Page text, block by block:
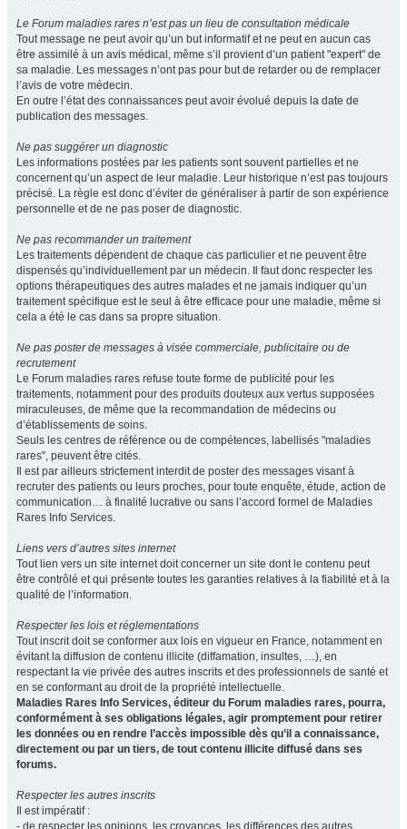
Le Forum maladies rares n’est pas un lieu de consultation médicale
Tout message ne peut avoir qu’un but informatif et ne peut en aucun cas
être assimilé à un avis médical, même s’il provient d’un patient "expert" de
sa maladie. Les messages n’ont pas pour but de retarder ou de remplacer
l’avis de votre médecin.
En outre l’état des connaissances peut avoir évolué depuis la date de
publication des messages.
Ne pas suggérer un diagnostic
Les informations postées par les patients sont souvent partielles et ne
concernent qu’un aspect de leur maladie. Leur historique n’est pas toujours
précisé. La règle est donc d’éviter de généraliser à partir de son expérience
personnelle et de ne pas poser de diagnostic.
Ne pas recommander un traitement
Les traitements dépendent de chaque cas particulier et ne peuvent être
dispensés qu’individuellement par un médecin. Il faut donc respecter les
options thérapeutiques des autres malades et ne jamais indiquer qu’un
traitement spécifique est le seul à être efficace pour une maladie, même si
cela a été le cas dans sa propre situation.
Ne pas poster de messages à visée commerciale, publicitaire ou de
recrutement
Le Forum maladies rares refuse toute forme de publicité pour les
traitements, notamment pour des produits douteux aux vertus supposées
miraculeuses, de même que la recommandation de médecins ou
d’établissements de soins.
Seuls les centres de référence ou de compétences, labellisés "maladies
rares", peuvent être cités.
Il est par ailleurs strictement interdit de poster des messages visant à
recruter des patients ou leurs proches, pour toute enquête, étude, action de
communication… à finalité lucrative ou sans l’accord formel de Maladies
Rares Info Services.
Liens vers d’autres sites internet
Tout lien vers un site internet doit concerner un site dont le contenu peut
être contrôlé et qui présente toutes les garanties relatives à la fiabilité et à la
qualité de l’information.
Respecter les lois et réglementations
Tout inscrit doit se conformer aux lois en vigueur en France, notamment en
évitant la diffusion de contenu illicite (diffamation, insultes, …), en
respectant la vie privée des autres inscrits et des professionnels de santé et
en se conformant au droit de la propriété intellectuelle.
Maladies Rares Info Services, éditeur du Forum maladies rares, pourra,
conformément à ses obligations légales, agir promptement pour retirer
les données ou en rendre l’accès impossible dès qu’il a connaissance,
directement ou par un tiers, de tout contenu illicite diffusé dans ses
forums.
Respecter les autres inscrits
Il est impératif :
- de respecter les opinions, les croyances, les différences des autres